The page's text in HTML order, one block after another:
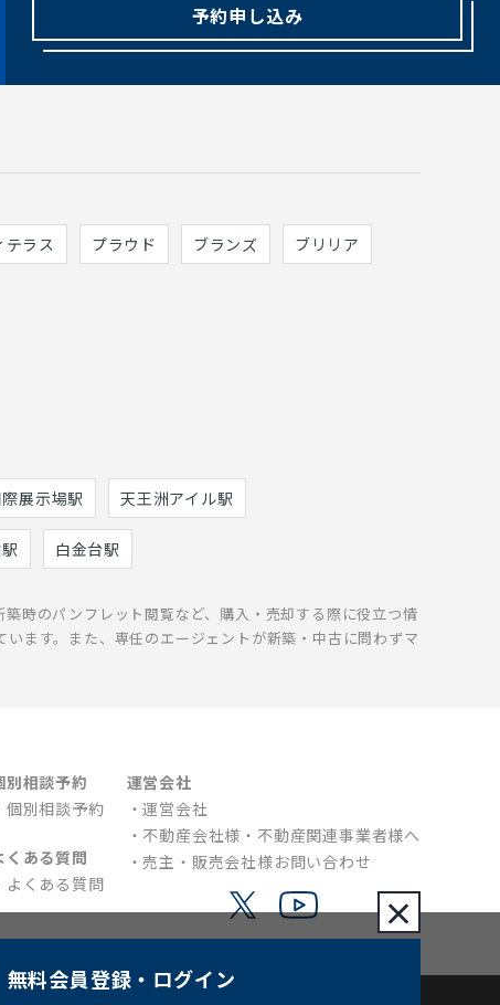
無料会員登録 ・ログイン
×
予約申し込み
テラス プラウド ブランズ ブリリア
展示場駅 天王洲アイル駅
白金台駅
時のパンフレット閲覧など、購入・売却する際に役立つ情
ます。また、専任のエージェントが新築・中古に問わずマ
別相談予約
個別相談予約
くある質問
よくある質問
運営会社
運営会社
不動産会社様・不動産関連事業者様へ
売主・販売会社様お問い合わせ